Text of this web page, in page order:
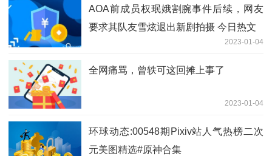
AOA前成员权珉娥割腕事件后续，网友
要求其队友雪炫退出新剧拍摄 今日热文
2023-01-04
全网痛骂，曾轶可这回摊上事了
2023-01-04
环球动态:00548期Pixiv站人气热榜二次
元美图精选#原神合集